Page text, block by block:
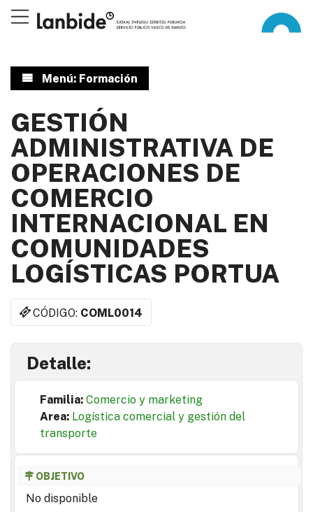
Menú: Formación
GESTIÓN
ADMINISTRATIVA DE
OPERACIONES DE
COMERCIO
INTERNACIONAL EN
COMUNIDADES
LOGÍSTICAS PORTUA
CÓDIGO: COML0014
Detalle:
Familia: Comercio y marketing
Area: Logística comercial y gestión del
transporte
OBJETIVO
No disponible